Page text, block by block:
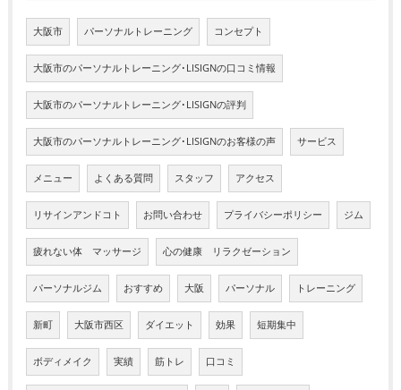
大阪市 パーソナルトレーニング コンセプト
大阪市のパーソナルトレーニング･LISIGNの口コミ情報
大阪市のパーソナルトレーニング･LISIGNの評判
大阪市のパーソナルトレーニング･LISIGNのお客様の声 サービス
メニュー よくある質問 スタッフ アクセス
リサインアンドコト お問い合わせ プライバシーポリシー ジム
疲れない体 マッサージ 心の健康 リラクゼーション
パーソナルジム おすすめ 大阪 パーソナル トレーニング
新町 大阪市西区 ダイエット 効果 短期集中
ボディメイク 実績 筋トレ 口コミ